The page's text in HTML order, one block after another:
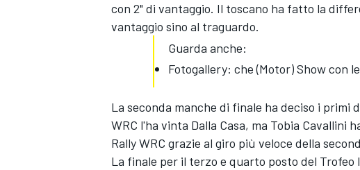
con 2" di vantaggio. Il toscano ha fatto la
vantaggio sino al traguardo.
Guarda anche:
Fotogallery: che (Motor) Show con
La seconda manche di finale ha deciso i primi
WRC l'ha vinta Dalla Casa, ma Tobia
Rally WRC grazie al giro più veloce della
La finale per il terzo e quarto posto del Trofeo